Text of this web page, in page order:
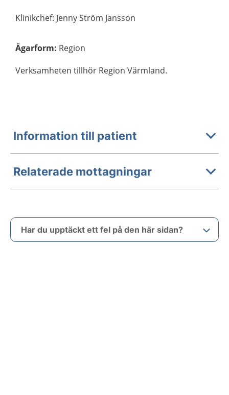
Klinikchef: Jenny Ström Jansson
Ägarform: Region
Verksamheten tillhör Region Värmland.
Information till patient
Relaterade mottagningar
Har du upptäckt ett fel på den här sidan?